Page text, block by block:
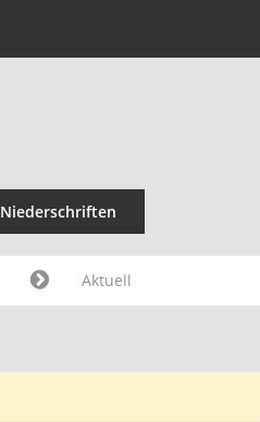
Niederschriften
Aktuell